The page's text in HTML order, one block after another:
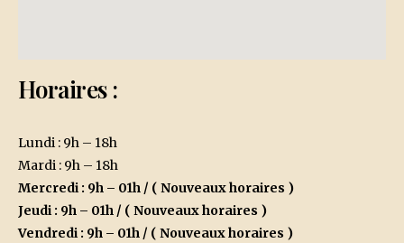
Horaires :
Lundi : 9h – 18h
Mardi : 9h – 18h
Mercredi : 9h – 01h / ( Nouveaux horaires )
Jeudi : 9h – 01h / ( Nouveauxhoraires )
Vendredi : 9h – 01h / ( Nouveauxhoraires )